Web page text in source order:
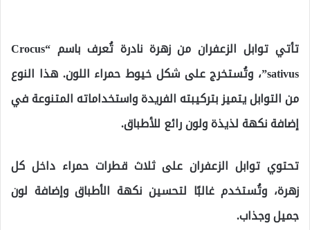
تأتي توابل الزعفران من زهرة نادرة تُعرف باسم “Crocus
sativus”، وتُستخرج على شكل خيوط حمراء اللون. هذا النوع
من التوابل يتميز بتركيبته الفريدة واستخداماته المتنوعة في
إضافة نكهة لذيذة ولون رائع للأطباق.
تحتوي توابل الزعفران على ثلاث قطرات حمراء داخل كل
زهرة، وتُستخدم غالبًا لتحسين نكهة الأطباق وإضافة لون
جميل وجذاب.